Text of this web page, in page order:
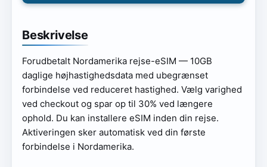
Beskrivelse
Forudbetalt Nordamerika rejse-eSIM — 10GB
daglige højhastighedsdata med ubegrænset
forbindelse ved reduceret hastighed. Vælg varighed
ved checkout og spar op til 30% ved længere
ophold. Du kan installere eSIM inden din rejse.
Aktiveringen sker automatisk ved din første
forbindelse i Nordamerika.